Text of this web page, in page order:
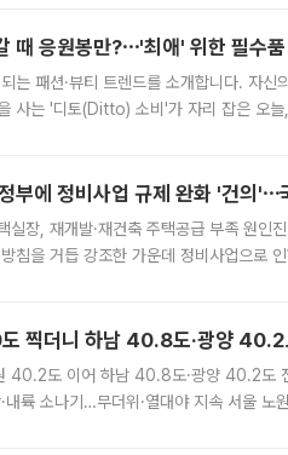
때 응원봉만?⋯'최애' 위한 필수
는 패션·뷰티 트렌드를 소개합니다. 자
사는 '디토(Ditto) 소비'가 자리 잡은 오
부에 정비사업 규제 완화 '건의
실장, 재개발·재건축 주택공급 부족 원인
침을 거듭 강조한 가운데 정비사업으로
찍더니 하남 40.8도·광양
40.2도 이어 하남 40.8도·광양 40.2도
내륙 소나기…무더위·열대야 지속 서울